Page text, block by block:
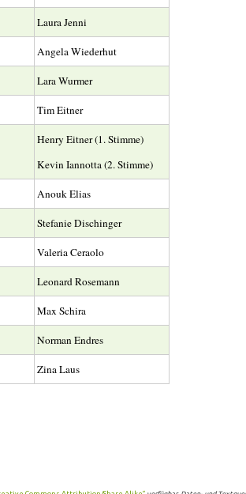
Laura Jenni
Angela Wiederhut
Lara Wurmer
Tim Eitner
Henry Eitner (1. Stimme)
Kevin Iannotta (2. Stimme)
Anouk Elias
Stefanie Dischinger
Valeria Ceraolo
Leonard Rosemann
Max Schira
Norman Endres
Zina Laus